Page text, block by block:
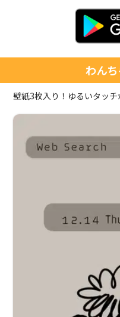
わん
壁紙3枚入り！ゆるいタッ